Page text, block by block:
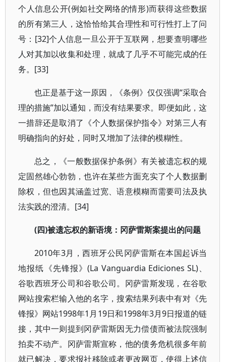
个人信息公开(例如社交网络的情形)而获得这些数据
的所有第三人，这恰恰给其合理性和可行性打上了问
号：[32]个人信息一旦公开于互联网，想要查明哪些
人对其加以收集和处理，就成了几乎不可能完成的任
务。[33]
也正是基于这一原因，《条例》仅仅强调“采取合
理的措施”加以通知，而没有结果要求。即便如此，这
一措辞还是取消了《个人数据保护指令》对第三人有
明确指向的好处，同时又增加了法律的模糊性。
总之，《一般数据保护条例》有关被遗忘权的规
定固然雄心勃勃，也许在某些方面充实了个人数据删
除权，但也因其涵盖过宽、语意模糊而需要司法及执
法实践的澄清。[34]
(四)被遗忘权的新语境：冈萨雷斯案提出的问题
2010年3月，西班牙公民冈萨雷斯在本国起诉当
地报纸《先锋报》(La Vanguardia Ediciones SL)、
谷歌西班牙公司和谷歌公司。冈萨雷斯发现，在谷歌
网站搜索栏输入他的名字，搜索结果列表中有对《先
锋报》网站1998年1月19日和1998年3月9日报道的链
接，其中一则提到冈萨雷斯因无力偿债而被法院强制
拍卖不动产。冈萨雷斯宣称，他的债务危机很多年前
就已解决，要求报社移除或者更改网页，使得上述信